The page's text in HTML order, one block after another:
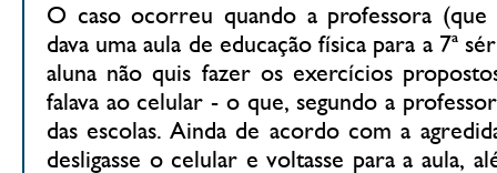
O caso ocorreu quando a professora (que
dava uma aula de educação física para a 7ª
aluna não quis fazer os exercícios
falava ao celular - o que, segundo a
das escolas. Ainda de acordo com a
desligasse o celular e voltasse para a aula,